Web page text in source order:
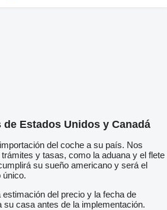
Estados Unidos y Canadá
del coche a su país. Nos
y tasas, como la aduana y el flete
su sueño americano y será el
único.
del precio y la fecha de
su casa antes de la implementación.